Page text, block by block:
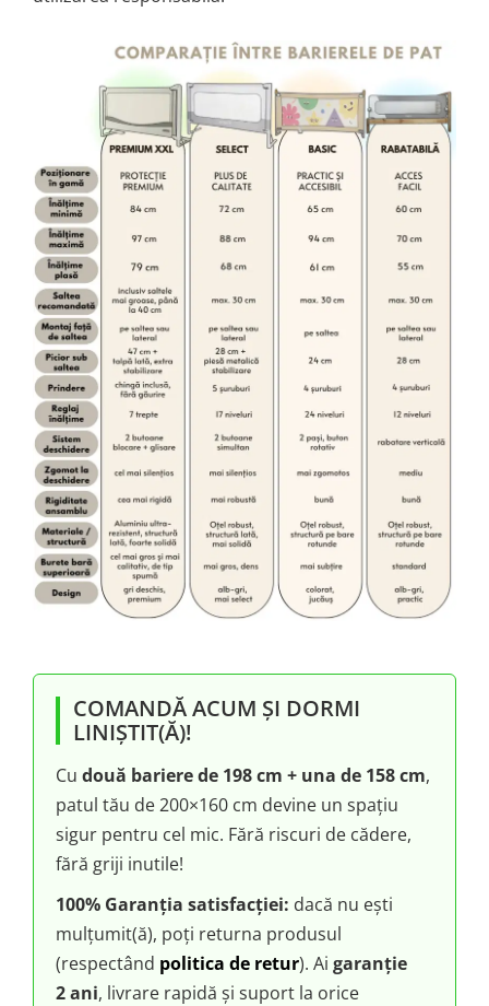
COMANDĂ ACUM ȘI DORMI
LINIȘTIT(Ă)!
Cu două bariere de 198 cm + una de 158 cm,
patul tău de 200×160 cm devine un spațiu
sigur pentru cel mic. Fără riscuri de cădere,
fără griji inutile!
100% Garanția satisfacției: dacă nu ești
mulțumit(ă), poți returna produsul
(respectând politica de retur). Ai garanție
2 ani, livrare rapidă și suport la orice